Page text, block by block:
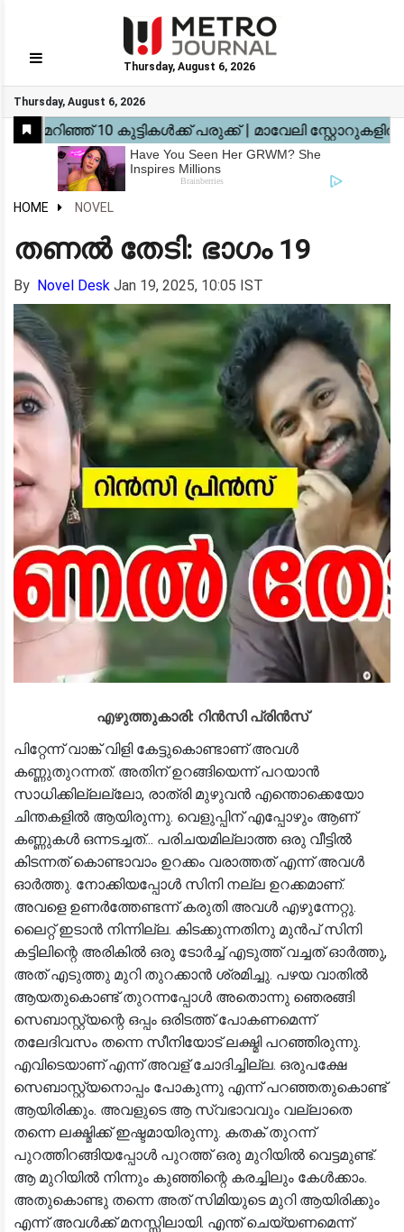
Thursday, August 6, 2026
Thursday, August 6, 2026
GO
Home
Kerala
National
Gulf
World
Sports
Movies
Health
Automobile
Travel
Education
Novel
Business
Technology
Webstory
HOME NOVEL
തണൽ തേടി: ഭാഗം 19
By Novel Desk Jan 19, 2025, 10:05 IST
എഴുത്തുകാരി: റിൻസി പ്രിൻസ്‌
പിറ്റേന്ന് വാങ്ക് വിളി കേട്ടുകൊണ്ടാണ് അവൾ
കണ്ണുതുറന്നത്. അതിന് ഉറങ്ങിയെന്ന് പറയാൻ
സാധിക്കില്ലല്ലോ, രാത്രി മുഴുവൻ എന്തൊക്കെയോ
ചിന്തകളിൽ ആയിരുന്നു. വെളുപ്പിന് എപ്പോഴും ആണ്
കണ്ണുകൾ ഒന്നടച്ചത്... പരിചയമില്ലാത്ത ഒരു വീട്ടിൽ
കിടന്നത് കൊണ്ടാവാം ഉറക്കം വരാത്തത് എന്ന് അവൾ
ഓർത്തു. നോക്കിയപ്പോൾ സിനി നല്ല ഉറക്കമാണ്.
അവളെ ഉണർത്തേണ്ടന്ന് കരുതി അവൾ എഴുന്നേറ്റു.
ലൈറ്റ് ഇടാൻ നിന്നില്ല. കിടക്കുന്നതിനു മുൻപ് സിനി
കട്ടിലിന്റെ അരികിൽ ഒരു ടോർച്ച് എടുത്ത് വച്ചത് ഓർത്തു,
അത് എടുത്തു മുറി തുറക്കാൻ ശ്രമിച്ചു. പഴയ വാതിൽ
ആയതുകൊണ്ട് തുറന്നപ്പോൾ അതൊന്നു ഞെരങ്ങി
സെബാസ്റ്റ്യന്റെ ഒപ്പം ഒരിടത്ത് പോകണമെന്ന്
തലേദിവസം തന്നെ സീനിയോട് ലക്ഷ്മി പറഞ്ഞിരുന്നു.
എവിടെയാണ് എന്ന് അവള് ചോദിച്ചില്ല. ഒരുപക്ഷേ
സെബാസ്റ്റ്യനൊപ്പം പോകുന്നു എന്ന് പറഞ്ഞതുകൊണ്ട്
ആയിരിക്കും. അവളുടെ ആ സ്വഭാവവും വല്ലാതെ
തന്നെ ലക്ഷ്മിക്ക് ഇഷ്ടമായിരുന്നു. കതക് തുറന്ന്
പുറത്തിറങ്ങിയപ്പോൾ പുറത്ത് ഒരു മുറിയിൽ വെട്ടമുണ്ട്.
ആ മുറിയിൽ നിന്നും കുഞ്ഞിന്റെ കരച്ചിലും കേൾക്കാം.
അതുകൊണ്ടു തന്നെ അത് സിമിയുടെ മുറി ആയിരിക്കും
എന്ന് അവൾക്ക് മനസ്സിലായി. എന്ത് ചെയ്യണമെന്ന്